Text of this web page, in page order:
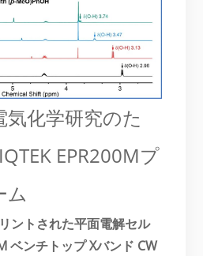
化学研究のた
EPR200Mプ
ム
ントされた平面電解セル
ベンチトップ Xバンド CW